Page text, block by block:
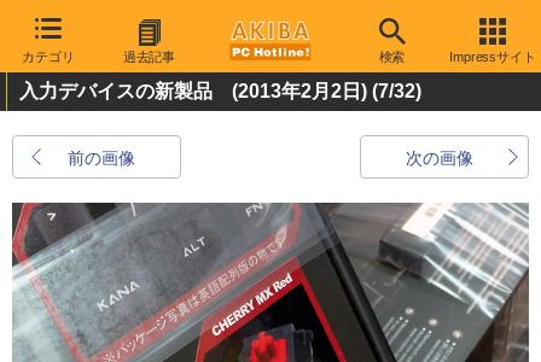
カテゴリ 過去記事 検索 Impressサイト
入力デバイスの新製品 (2013年2月2日) (7/32)
前の画像 次の画像